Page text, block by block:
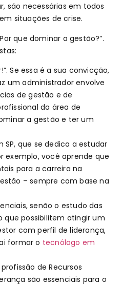
são necessárias em todos
situações de crise.
que dominar a gestão?”.
Se essa é a sua convicção,
um administrador envolve
de gestão e de
da área de
a gestão e ter um
SP, que se dedica a estudar
exemplo, você aprende que
para a carreira na
– sempre com base na
senão o estudo das
que possibilitem atingir um
com perfil de liderança,
formar o tecnólogo em
de Recursos
são essenciais para o